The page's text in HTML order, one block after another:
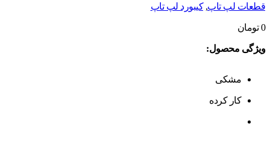
قطعات لپ تاپ,کیبورد لپ تاپ
0 تومان
ویژگی محصول:
مشکی
کار کرده